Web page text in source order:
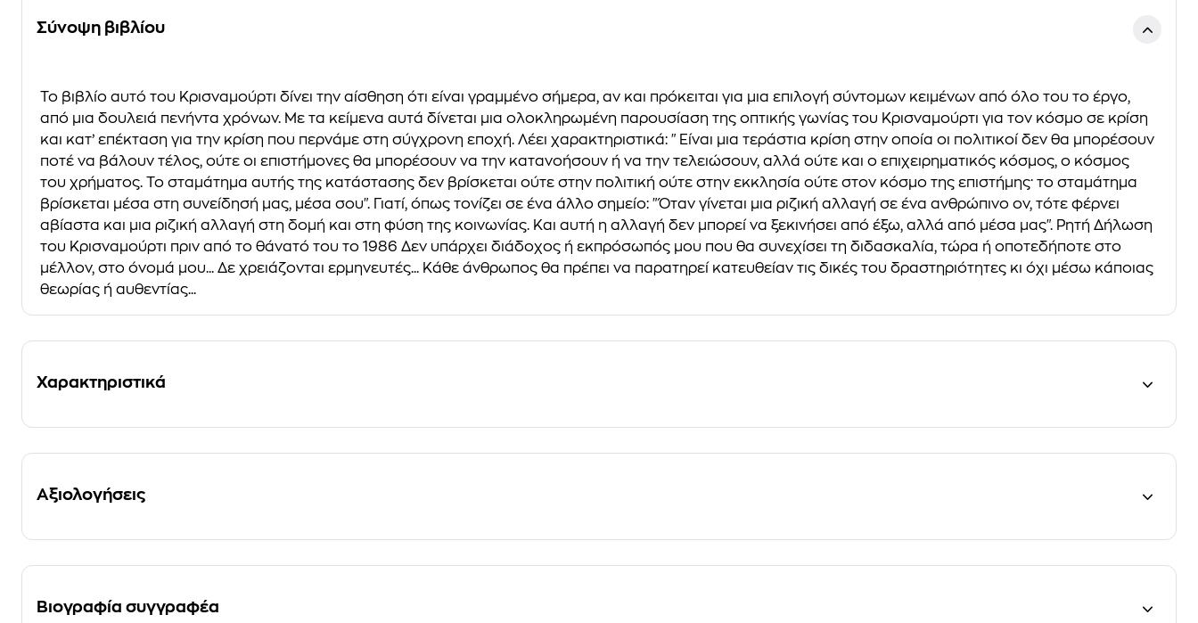
Σύνοψη βιβλίου
Το βιβλίο αυτό του Κρισναμούρτι δίνει την αίσθηση ότι είναι γραμμένο σήμερα, αν και πρόκειται για μια επιλογή σύντομων κειμένων από όλο του το έργο,
από μια δουλειά πενήντα χρόνων. Με τα κείμενα αυτά δίνεται μια ολοκληρωμένη παρουσίαση της οπτικής γωνίας του Κρισναμούρτι για τον κόσμο σε κρίση
και κατ’ επέκταση για την κρίση που περνάμε στη σύγχρονη εποχή. Λέει χαρακτηριστικά: "Είναι μια τεράστια κρίση στην οποία οι πολιτικοί δεν θα μπορέσουν
ποτέ να βάλουν τέλος, ούτε οι επιστήμονες θα μπορέσουν να την κατανοήσουν ή να την τελειώσουν, αλλά ούτε και ο επιχειρηματικός κόσμος, ο κόσμος
του χρήματος. Το σταμάτημα αυτής της κατάστασης δεν βρίσκεται ούτε στην πολιτική ούτε στην εκκλησία ούτε στον κόσμο της επιστήμης· το σταμάτημα
βρίσκεται μέσα στη συνείδησή μας, μέσα σου". Γιατί, όπως τονίζει σε ένα άλλο σημείο: "Όταν γίνεται μια ριζική αλλαγή σε ένα ανθρώπινο ον, τότε φέρνει
αβίαστα και μια ριζική αλλαγή στη δομή και στη φύση της κοινωνίας. Και αυτή η αλλαγή δεν μπορεί να ξεκινήσει από έξω, αλλά από μέσα μας". Ρητή Δήλωση
του Κρισναμούρτι πριν από το θάνατό του το 1986 Δεν υπάρχει διάδοχος ή εκπρόσωπός μου που θα συνεχίσει τη διδασκαλία, τώρα ή οποτεδήποτε στο
μέλλον, στο όνομά μου... Δε χρειάζονται ερμηνευτές... Κάθε άνθρωπος θα πρέπει να παρατηρεί κατευθείαν τις δικές του δραστηριότητες κι όχι μέσω κάποιας
θεωρίας ή αυθεντίας...
Χαρακτηριστικά
Αξιολογήσεις
Βιογραφία συγγραφέα